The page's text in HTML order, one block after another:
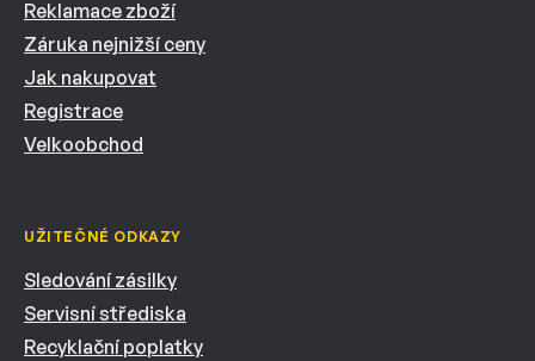
Reklamace zboží
Záruka nejnižší ceny
Jak nakupovat
Registrace
Velkoobchod
UŽITEČNÉ ODKAZY
Sledování zásilky
Servisní střediska
Recyklační poplatky